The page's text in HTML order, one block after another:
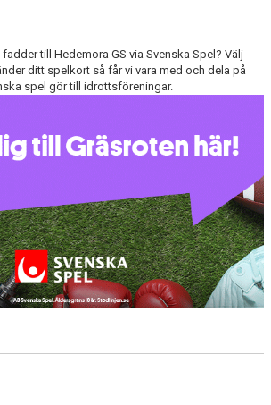
till Hedemora GS via Svenska Spel? Välj
ditt spelkort så får vi vara med och dela på
spel gör till idrottsföreningar.